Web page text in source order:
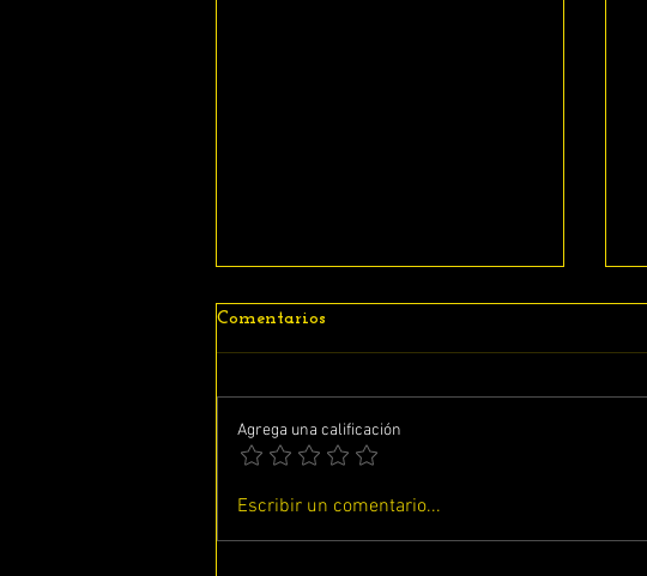
ESTUDIANDO EL LIBRO DE
Comentarios
Agrega una calificación
Escribir un comentario...